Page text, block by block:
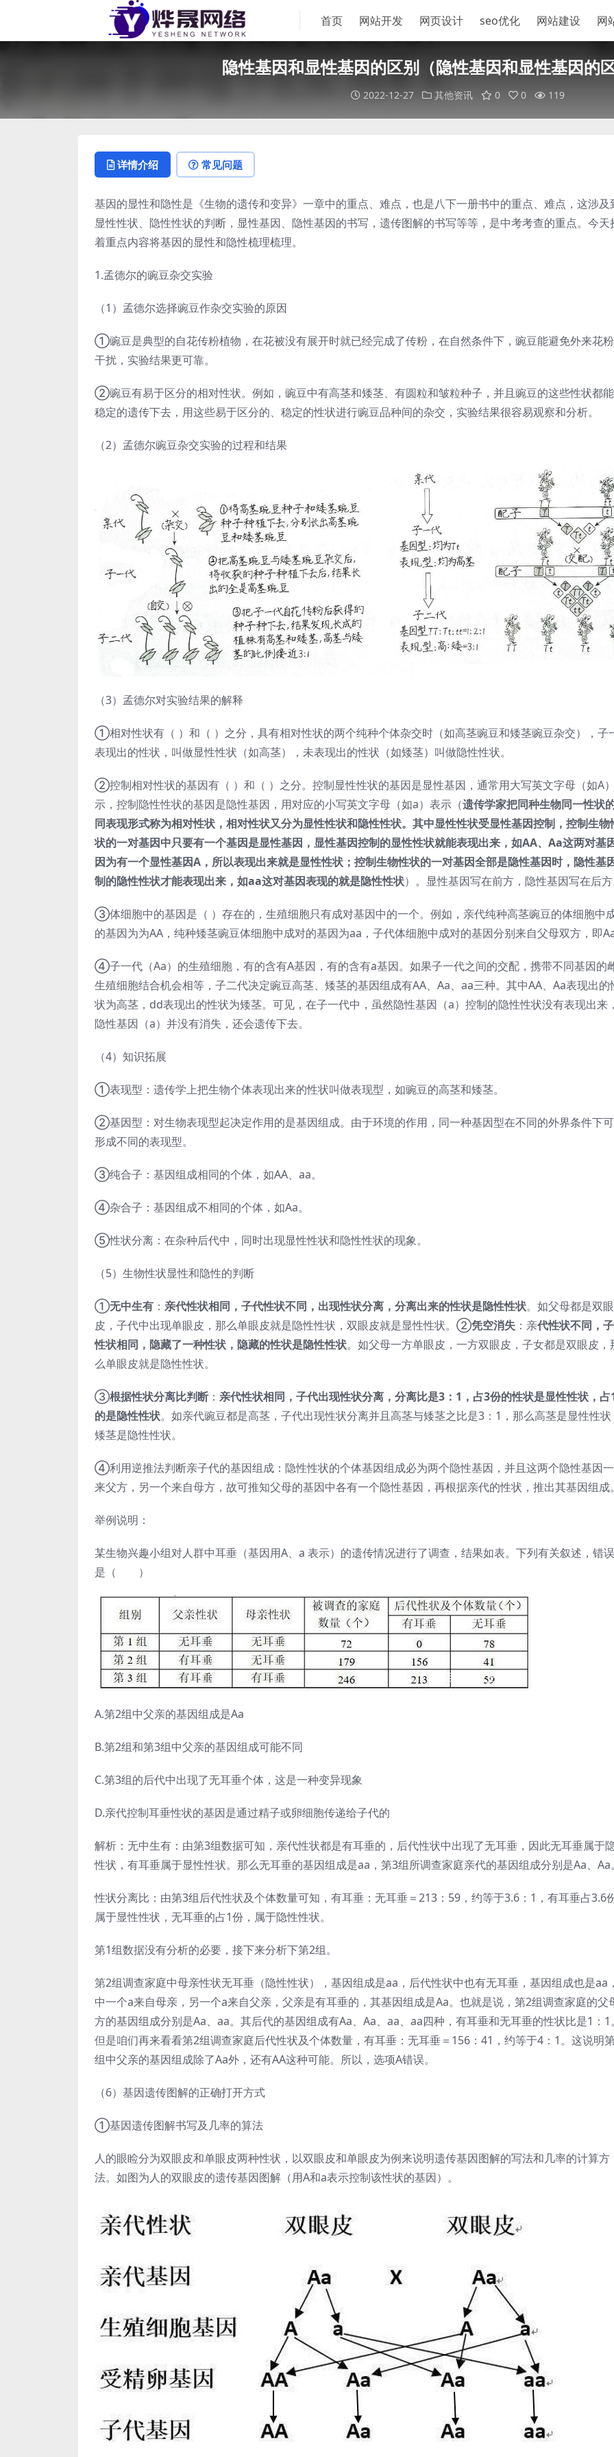
首页 网站开发 网页设计 seo优化 网站建设 网
隐性基因和显性基因的区别（隐性基因和显性基因的
2022-12-27 其他资讯 0 0 119
详情介绍 常见问题
基因的显性和隐性是《生物的遗传和变异》一章中的重点、难点，也是八下一册书中的重点、难点，这涉及
显性性状、隐性性状的判断，显性基因、隐性基因的书写，遗传图解的书写等等，是中考考查的重点。今天
着重点内容将基因的显性和隐性梳理梳理。
1.孟德尔的豌豆杂交实验
（1）孟德尔选择豌豆作杂交实验的原因
①豌豆是典型的自花传粉植物，在花被没有展开时就已经完成了传粉，在自然条件下，豌豆能避免外来花
干扰，实验结果更可靠。
②豌豆有易于区分的相对性状。例如，豌豆中有高茎和矮茎、有圆粒和皱粒种子，并且豌豆的这些性状都
稳定的遗传下去，用这些易于区分的、稳定的性状进行豌豆品种间的杂交，实验结果很容易观察和分析。
（2）孟德尔豌豆杂交实验的过程和结果
（3）孟德尔对实验结果的解释
①相对性状有（ ）和（ ）之分，具有相对性状的两个纯种个体杂交时（如高茎豌豆和矮茎豌豆杂交），子
表现出的性状，叫做显性性状（如高茎），未表现出的性状（如矮茎）叫做隐性性状。
②控制相对性状的基因有（ ）和（ ）之分。控制显性性状的基因是显性基因，通常用大写英文字母（如A
示，控制隐性性状的基因是隐性基因，用对应的小写英文字母（如a）表示（遗传学家把同种生物同一性状
同表现形式称为相对性状，相对性状又分为显性性状和隐性性状。其中显性性状受显性基因控制，控制生物
状的一对基因中只要有一个基因是显性基因，显性基因控制的显性性状就能表现出来，如AA、Aa这两对基
因为有一个显性基因A，所以表现出来就是显性性状；控制生物性状的一对基因全部是隐性基因时，隐性基
制的隐性性状才能表现出来，如aa这对基因表现的就是隐性性状）。显性基因写在前方，隐性基因写在后
③体细胞中的基因是（ ）存在的，生殖细胞只有成对基因中的一个。例如，亲代纯种高茎豌豆的体细胞中
的基因为为AA，纯种矮茎豌豆体细胞中成对的基因为aa，子代体细胞中成对的基因分别来自父母双方，即
④子一代（Aa）的生殖细胞，有的含有A基因，有的含有a基因。如果子一代之间的交配，携带不同基因的
生殖细胞结合机会相等，子二代决定豌豆高茎、矮茎的基因组成有AA、Aa、aa三种。其中AA、Aa表现出的
状为高茎，dd表现出的性状为矮茎。可见，在子一代中，虽然隐性基因（a）控制的隐性性状没有表现出来
隐性基因（a）并没有消失，还会遗传下去。
（4）知识拓展
①表现型：遗传学上把生物个体表现出来的性状叫做表现型，如豌豆的高茎和矮茎。
②基因型：对生物表现型起决定作用的是基因组成。由于环境的作用，同一种基因型在不同的外界条件下
形成不同的表现型。
③纯合子：基因组成相同的个体，如AA、aa。
④杂合子：基因组成不相同的个体，如Aa。
⑤性状分离：在杂种后代中，同时出现显性性状和隐性性状的现象。
（5）生物性状显性和隐性的判断
①无中生有 ： 亲代性状相同，子代性状不同，出现性状分离，分离出来的性状是隐性性状。如父母都是双眼
皮，子代中出现单眼皮，那么单眼皮就是隐性性状，双眼皮就是显性性状。②凭空消失 ：亲代性状不同，
性状相同，隐藏了一种性状，隐藏的性状是隐性性状。如父母一方单眼皮，一方双眼皮，子女都是双眼皮，
么单眼皮就是隐性性状。
③根据性状分离比判断 ： 亲代性状相同，子代出现性状分离，分离比是3：1，占3份的性状是显性性状，占
的是隐性性状。如亲代豌豆都是高茎，子代出现性状分离并且高茎与矮茎之比是3：1，那么高茎是显性性状
矮茎是隐性性状。
④利用逆推法判断亲子代的基因组成：隐性性状的个体基因组成必为两个隐性基因，并且这两个隐性基因
来父方，另一个来自母方，故可推知父母的基因中各有一个隐性基因，再根据亲代的性状，推出其基因组成
举例说明：
某生物兴趣小组对人群中耳垂（基因用A、a 表示）的遗传情况进行了调查，结果如表。下列有关叙述，错
是（ ）
A.第2组中父亲的基因组成是Aa
B.第2组和第3组中父亲的基因组成可能不同
C.第3组的后代中出现了无耳垂个体，这是一种变异现象
D.亲代控制耳垂性状的基因是通过精子或卵细胞传递给子代的
解析：无中生有：由第3组数据可知，亲代性状都是有耳垂的，后代性状中出现了无耳垂，因此无耳垂属于
性状，有耳垂属于显性性状。那么无耳垂的基因组成是aa，第3组所调查家庭亲代的基因组成分别是Aa、Aa
性状分离比：由第3组后代性状及个体数量可知，有耳垂：无耳垂＝213：59，约等于3.6：1，有耳垂占3.6
属于显性性状，无耳垂的占1份，属于隐性性状。
第1组数据没有分析的必要，接下来分析下第2组。
第2组调查家庭中母亲性状无耳垂（隐性性状），基因组成是aa，后代性状中也有无耳垂，基因组成也是aa
中一个a来自母亲，另一个a来自父亲，父亲是有耳垂的，其基因组成是Aa。也就是说，第2组调查家庭的父
方的基因组成分别是Aa、aa。其后代的基因组成有Aa、Aa、aa、aa四种，有耳垂和无耳垂的性状比是1：1
但是咱们再来看看第2组调查家庭后代性状及个体数量，有耳垂：无耳垂＝156：41，约等于4：1。这说明
组中父亲的基因组成除了Aa外，还有AA这种可能。所以，选项A错误。
（6）基因遗传图解的正确打开方式
①基因遗传图解书写及几率的算法
人的眼睑分为双眼皮和单眼皮两种性状，以双眼皮和单眼皮为例来说明遗传基因图解的写法和几率的计算方
法。如图为人的双眼皮的遗传基因图解（用A和a表示控制该性状的基因）。